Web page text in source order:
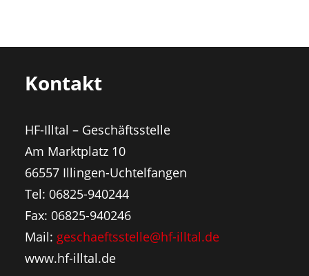
Kontakt
HF-Illtal – Geschäftsstelle
Am Marktplatz 10
66557 Illingen-Uchtelfangen
Tel: 06825-940244
Fax: 06825-940246
Mail: geschaeftsstelle@hf-illtal.de
www.hf-illtal.de